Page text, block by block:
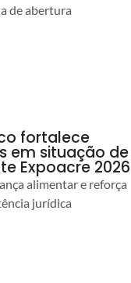
de abertura
fortalece
em situação de
Expoacre 2026
alimentar e reforça
jurídica